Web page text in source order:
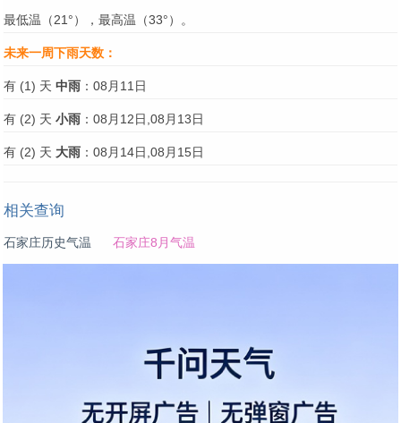
最低温（21°），最高温（33°）。
未来一周下雨天数：
有 (1) 天 中雨 ：08月11日
有 (2) 天 小雨 ：08月12日,08月13日
有 (2) 天 大雨 ：08月14日,08月15日
相关查询
石家庄历史气温 石家庄8月气温